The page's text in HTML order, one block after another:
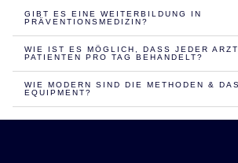
GIBT ES EINE WEITERBILDUNG IN
PRÄVENTIONSMEDIZIN?
WIE IST ES MÖGLICH, DASS JEDER
PATIENTEN PRO TAG BEHANDELT?
WIE MODERN SIND DIE METHODEN & DAS
EQUIPMENT?